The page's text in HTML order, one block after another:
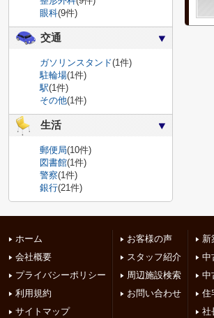
眼科(9件)
交通
ガソリンスタンド(1件)
駐輪場(1件)
駅(1件)
その他(1件)
生活
郵便局(10件)
図書館(1件)
警察(1件)
銀行(21件)
ホーム
会社概要
プライバシーポリシー
利用規約
サイトマップ
お客様の声
スタッフ紹介
周辺施設検索
お問い合わせ
新
中
中
住
社